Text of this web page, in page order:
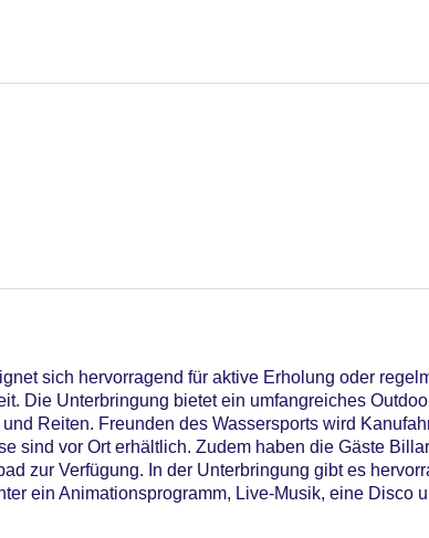
sich hervorragend für aktive Erholung oder
Die Unterbringung bietet ein umfangreiches
Reiten. Freunden des Wassersports wird
sind vor Ort erhältlich. Zudem haben die Gäste
zur Verfügung. In der Unterbringung gibt es
ein Animationsprogramm, Live-Musik, eine Disco